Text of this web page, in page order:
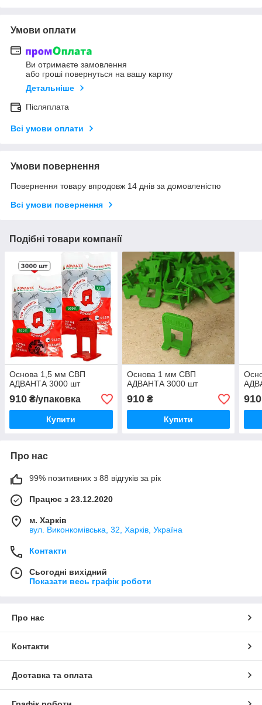
Умови оплати
Ви отримаєте замовлення
або гроші повернуться на вашу картку
Детальніше
Післяплата
Всі умови оплати
Умови повернення
Повернення товару впродовж 14 днів за домовленістю
Всі умови повернення
Подібні товари компанії
Основа 1,5 мм СВП
АДВАНТА 3000 шт
910 ₴/упаковка
Купити
Основа 1 мм СВП
АДВАНТА 3000 шт
910₴
Купити
910
Про нас
99% позитивних з 88 відгуків за рік
Працює з 23.12.2020
м. Харків
вул. Виконкомівська, 32, Харків, Україна
Контакти
Сьогодні вихідний
Показати весь графік роботи
Про нас
Контакти
Доставка та оплата